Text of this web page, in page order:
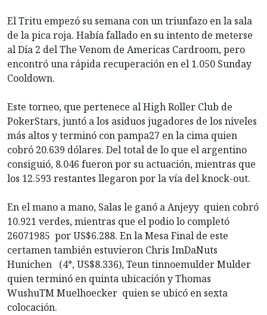
El Tritu empezó su semana con un triunfazo en la sala
de la pica roja. Había fallado en su intento de meterse
al Día 2 del The Venom de Americas Cardroom, pero
encontró una rápida recuperación en el 1.050 Sunday
Cooldown.
Este torneo, que pertenece al High Roller Club de
PokerStars, juntó a los asiduos jugadores de los niveles
más altos y terminó con pampa27 en la cima quien
cobró 20.639 dólares. Del total de lo que el argentino
consiguió, 8.046 fueron por su actuación, mientras que
los 12.593 restantes llegaron por la vía del knock-out.
En el mano a mano, Salas le ganó a Anjeyy quien cobró
10.921 verdes, mientras que el podio lo completó
26071985 por US$6.288. En la Mesa Final de este
certamen también estuvieron Chris ImDaNuts
Hunichen (4°, US$8.336), Teun tinnoemulder Mulder
quien terminó en quinta ubicación y Thomas
WushuTM Muelhoecker quien se ubicó en sexta
colocación.